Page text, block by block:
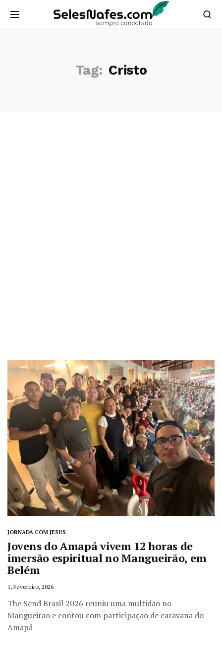
Tag: Cristo
JORNADA COM JESUS
Jovens do Amapá vivem 12 horas de
imersão espiritual no Mangueirão, em
Belém
1, Fevereiro, 2026
The Send Brasil 2026 reuniu uma multidão no
Mangueirão e contou com participação de caravana do
Amapá